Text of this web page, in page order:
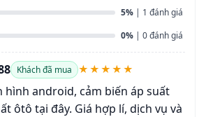
5% | 1 đánh giá
0% | 0 đánh giá
Khách đã mua ★★★★★
hình android, cảm biến áp suất
ôtô tại đây. Giá hợp lí, dịch vụ và